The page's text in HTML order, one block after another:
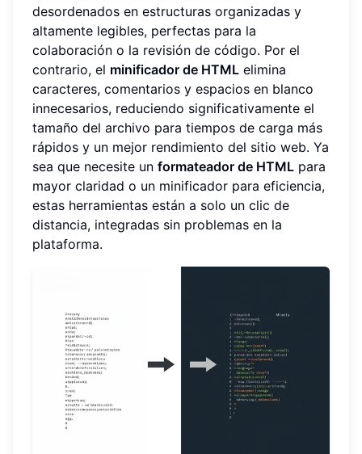
desordenados en estructuras organizadas y
altamente legibles, perfectas para la
colaboración o la revisión de código. Por el
contrario, el minificador de HTML elimina
caracteres, comentarios y espacios en blanco
innecesarios, reduciendo significativamente el
tamaño del archivo para tiempos de carga más
rápidos y un mejor rendimiento del sitio web. Ya
sea que necesite un formateador de HTML para
mayor claridad o un minificador para eficiencia,
estas herramientas están a solo un clic de
distancia, integradas sin problemas en la
plataforma.